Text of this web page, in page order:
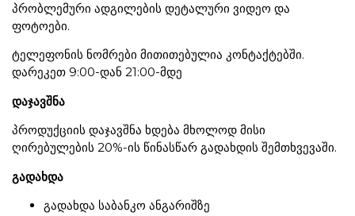
პრობლემური ადგილების დეტალური ვიდეო და
ფოტოები.
ტელეფონის ნომრები მითითებულია კონტაქტებში.
დარეკეთ 9:00-დან 21:00-მდე
დაჯავშნა
პროდუქციის დაჯავშნა ხდება მხოლოდ მისი
ღირებულების 20%-ის წინასწარ გადახდის შემთხვევაში.
გადახდა
გადახდა საბანკო ანგარიშზე